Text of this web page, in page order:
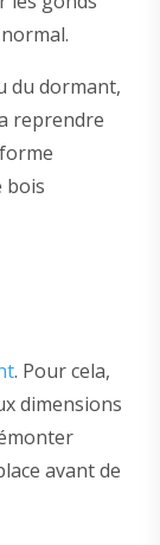
du dormant,
reprendre
bois
. Pour cela,
dimensions
avant de